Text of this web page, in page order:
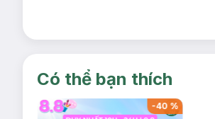
Có thể bạn thích
-40 %